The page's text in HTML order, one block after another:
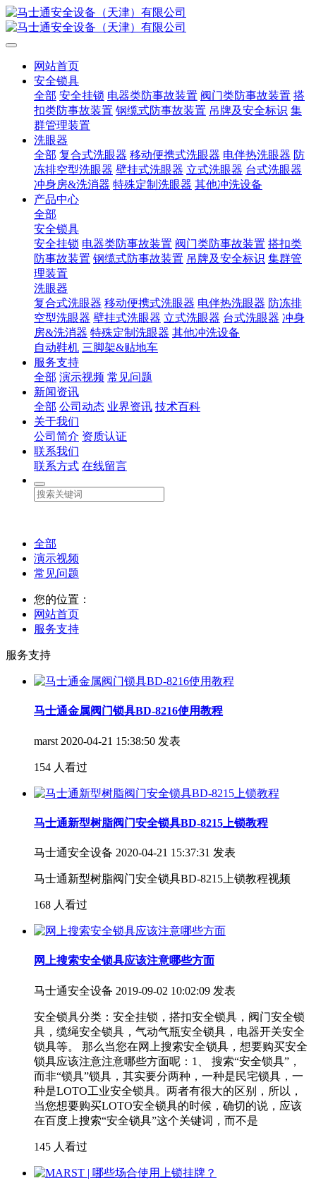
网站首页
安全锁具
全部 安全挂锁 电器类防事故装置 阀门类防事故装置 搭
扣类防事故装置 钢缆式防事故装置 吊牌及安全标识 集
群管理装置
洗眼器
全部 复合式洗眼器 移动便携式洗眼器 电伴热洗眼器 防
冻排空型洗眼器 壁挂式洗眼器 立式洗眼器 台式洗眼器
冲身房&洗消器 特殊定制洗眼器 其他冲洗设备
产品中心
全部
安全锁具
安全挂锁 电器类防事故装置 阀门类防事故装置 搭扣类
防事故装置 钢缆式防事故装置 吊牌及安全标识 集群管
理装置
洗眼器
复合式洗眼器 移动便携式洗眼器 电伴热洗眼器 防冻排
空型洗眼器 壁挂式洗眼器 立式洗眼器 台式洗眼器 冲身
房&洗消器 特殊定制洗眼器 其他冲洗设备
自动鞋机 三脚架&贴地车
服务支持
全部 演示视频 常见问题
新闻资讯
全部 公司动态 业界资讯 技术百科
关于我们
公司简介 资质认证
联系我们
联系方式 在线留言
全部
演示视频
常见问题
您的位置：
网站首页
服务支持
服务支持
马士通金属阀门锁具BD-8216使用教程
marst 2020-04-21 15:38:50 发表
154 人看过
马士通新型树脂阀门安全锁具BD-8215上锁教程
马士通安全设备 2020-04-21 15:37:31 发表
马士通新型树脂阀门安全锁具BD-8215上锁教程视频
168 人看过
网上搜索安全锁具应该注意哪些方面
马士通安全设备 2019-09-02 10:02:09 发表
安全锁具分类：安全挂锁，搭扣安全锁具，阀门安全锁
具，缆绳安全锁具，气动气瓶安全锁具，电器开关安全
锁具等。 那么当您在网上搜索安全锁具，想要购买安全
锁具应该注意注意哪些方面呢：1、 搜索“安全锁具”，
而非“锁具”锁具，其实要分两种，一种是民宅锁具，一
种是LOTO工业安全锁具。两者有很大的区别，所以，
当您想要购买LOTO安全锁具的时候，确切的说，应该
在百度上搜索“安全锁具”这个关键词，而不是
145 人看过